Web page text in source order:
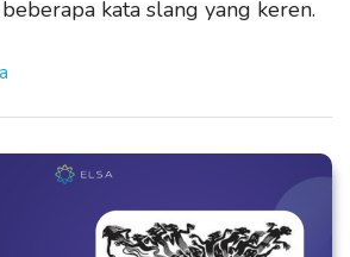
kata slang yang keren.